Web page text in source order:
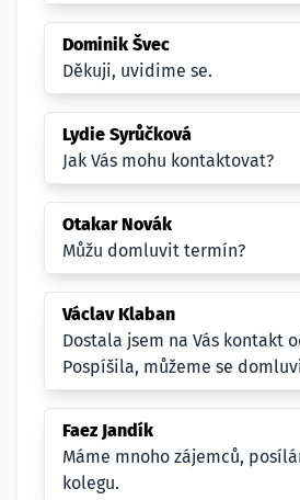
Dominik Švec
Děkuji, uvidime se.
Lydie Syrůčková
Jak Vás mohu kontaktovat?
Otakar Novák
Můžu domluvit termín?
Václav Klaban
Dostala jsem na Vás kontakt
Pospíšila, můžeme se
Faez Jandík
Máme mnoho zájemců,
kolegu.